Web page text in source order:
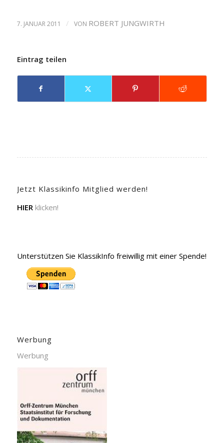
7. JANUAR 2011 / VON ROBERT JUNGWIRTH
Eintrag teilen
Jetzt Klassikinfo Mitglied werden!
HIER klicken!
Unterstützen Sie KlassikInfo freiwillig mit einer Spende!
Werbung
Werbung